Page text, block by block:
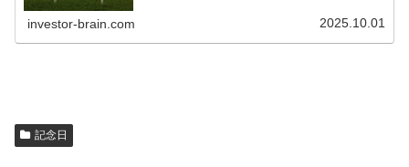
investor-brain.com 2025.10.01
記念日